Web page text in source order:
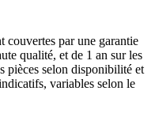
couvertes par une garantie
qualité, et de 1 an sur les
pièces selon disponibilité et
variables selon le